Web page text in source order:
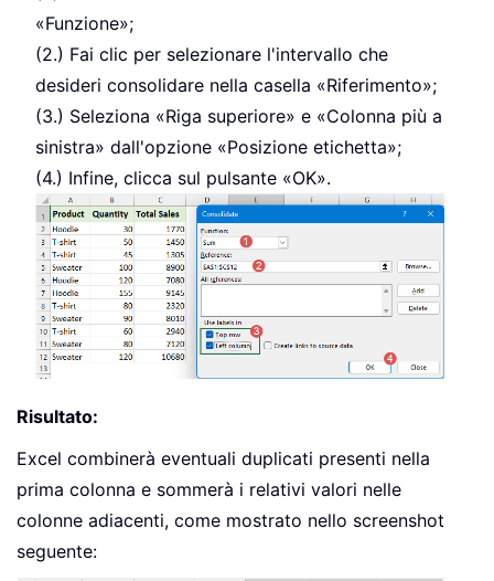
«Funzione»;
(2.) Fai clic per selezionare l'intervallo che
desideri consolidare nella casella «Riferimento»;
(3.) Seleziona «Riga superiore» e «Colonna più a
sinistra» dall'opzione «Posizione etichetta»;
(4.) Infine, clicca sul pulsante «OK».
Risultato:
Excel combinerà eventuali duplicati presenti nella
prima colonna e sommerà i relativi valori nelle
colonne adiacenti, come mostrato nello screenshot
seguente: